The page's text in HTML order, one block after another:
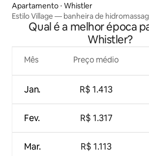
Apartamento ⋅ Whistler
Estilo Village — banheira de
Qual é a melhor época
Whistler?
Mês
Jan.
Fev.
Mar.
Preço médio
R$ 1.413
R$ 1.317
R$ 1.113